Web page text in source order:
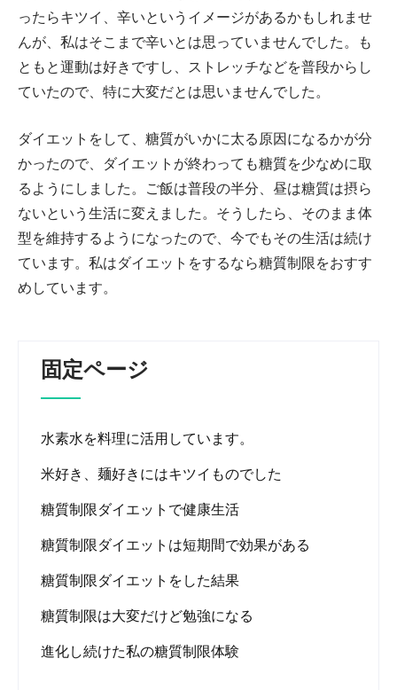
ったらキツイ、辛いというイメージがあるかもしれませ
んが、私はそこまで辛いとは思っていませんでした。も
ともと運動は好きですし、ストレッチなどを普段からし
ていたので、特に大変だとは思いませんでした。
ダイエットをして、糖質がいかに太る原因になるかが分
かったので、ダイエットが終わっても糖質を少なめに取
るようにしました。ご飯は普段の半分、昼は糖質は摂ら
ないという生活に変えました。そうしたら、そのまま体
型を維持するようになったので、今でもその生活は続け
ています。私はダイエットをするなら糖質制限をおすす
めしています。
固定ページ
水素水を料理に活用しています。
米好き、麺好きにはキツイものでした
糖質制限ダイエットで健康生活
糖質制限ダイエットは短期間で効果がある
糖質制限ダイエットをした結果
糖質制限は大変だけど勉強になる
進化し続けた私の糖質制限体験